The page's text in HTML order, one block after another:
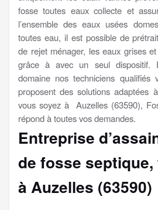
fosse toutes eaux collecte et
l’ensemble des eaux usées
toutes eau, il est possible de
de rejet ménager, les eaux grises
grâce à avec un seul dispositif.
domaine nos techniciens qualifiés
proposent des solutions adaptées
vous soyez à Auzelles (63590),
répond à toutes vos demandes.
Entreprise
de fosse
à Auzelles (63590)